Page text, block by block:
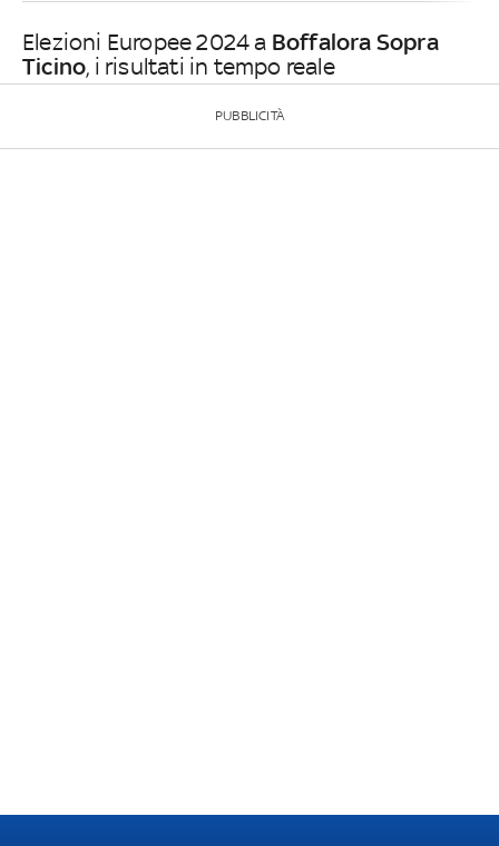
Elezioni Europee 2024 a Boffalora Sopra
Ticino, i risultati in tempo reale
PUBBLICITÀ